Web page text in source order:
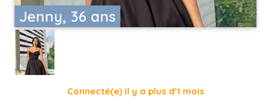
Jenny, 36 ans
Connecté(e) il y a plus d'1 mois